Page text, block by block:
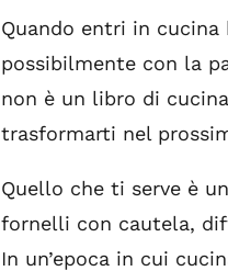
Quando entri in cucina
possibilmente con la
non è un libro di
trasformarti nel
Quello che ti serve è
fornelli con cautela,
In un’epoca in cui